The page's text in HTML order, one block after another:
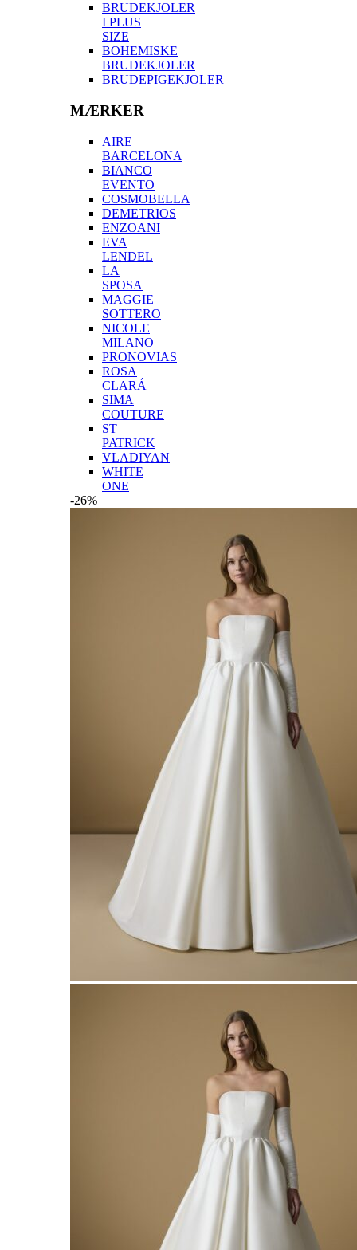
BRUDEKJOLER
I PLUS
SIZE
BOHEMISKE
BRUDEKJOLER
BRUDEPIGEKJOLER
MÆRKER
AIRE
BARCELONA
BIANCO
EVENTO
COSMOBELLA
DEMETRIOS
ENZOANI
EVA
LENDEL
LA
SPOSA
MAGGIE
SOTTERO
NICOLE
MILANO
PRONOVIAS
ROSA
CLARÁ
SIMA
COUTURE
ST
PATRICK
VLADIYAN
WHITE
ONE
-26%